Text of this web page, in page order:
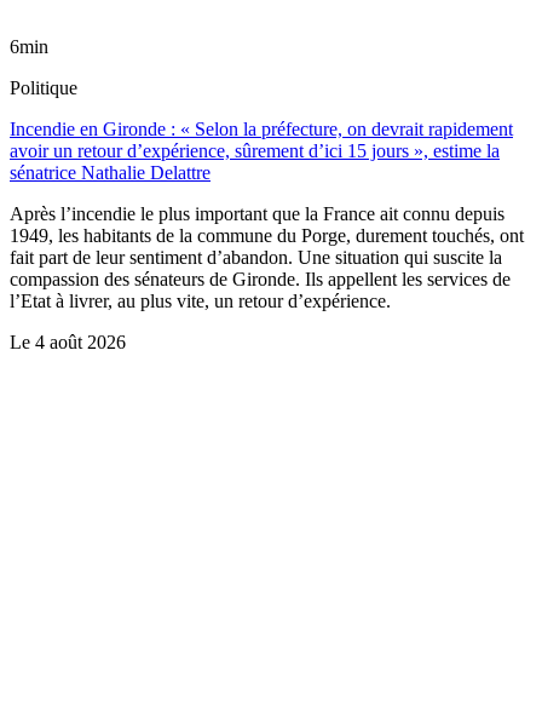
6min
Politique
Incendie en Gironde : « Selon la préfecture, on devrait rapidement
avoir un retour d’expérience, sûrement d’ici 15 jours », estime la
sénatrice Nathalie Delattre
Après l’incendie le plus important que la France ait connu depuis
1949, les habitants de la commune du Porge, durement touchés, ont
fait part de leur sentiment d’abandon. Une situation qui suscite la
compassion des sénateurs de Gironde. Ils appellent les services de
l’Etat à livrer, au plus vite, un retour d’expérience.
Le 4 août 2026